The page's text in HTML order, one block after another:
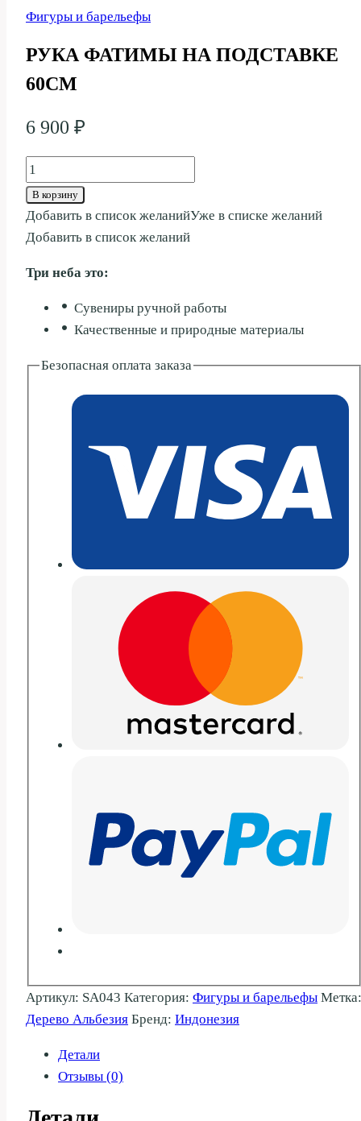
Фигуры и барельефы
РУКА ФАТИМЫ НА ПОДСТАВКЕ
60СМ
6 900 ₽
Количество
товара
РУКА
ФАТИМЫ
ПОДСТАВКЕ
В корзину
Добавить в список желанийУже в списке желаний
Добавить в список желаний
Три неба это:
Сувениры ручной работы
Качественные и природные материалы
Безопасная оплата заказа
Артикул: SA043 Категория: Фигуры и барельефы Метка:
Дерево Альбезия Бренд: Индонезия
Детали
Отзывы (0)